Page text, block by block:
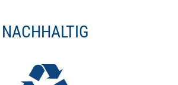
NACHHALTIG